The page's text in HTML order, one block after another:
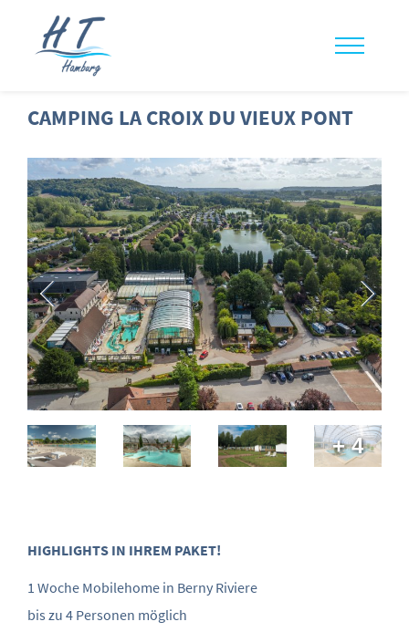
CAMPING LA CROIX DU VIEUX PONT
+ 4
HIGHLIGHTS IN IHREM PAKET!
1 Woche Mobilehome in Berny Riviere
bis zu 4 Personen möglich